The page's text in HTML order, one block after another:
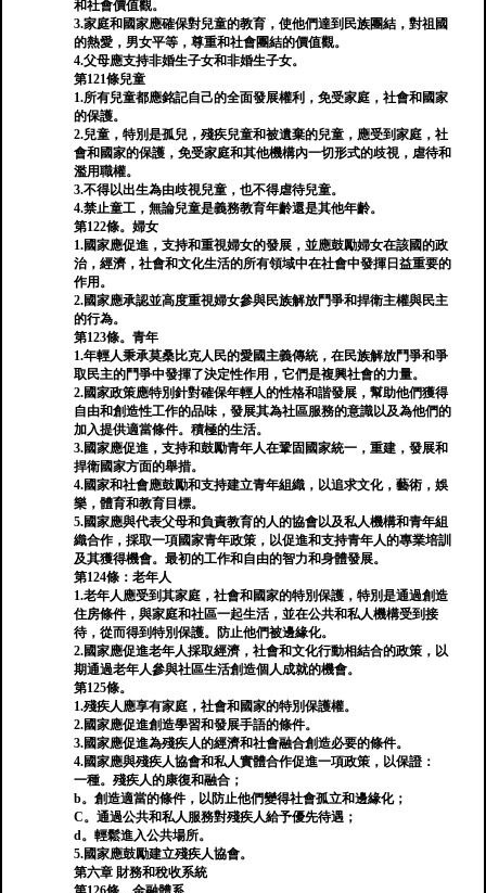
和社會價值觀。
3.家庭和國家應確保對兒童的教育，使他們達到民族團結，對祖國
的熱愛，男女平等，尊重和社會團結的價值觀。
4.父母應支持非婚生子女和非婚生子女。
第121條兒童
1.所有兒童都應銘記自己的全面發展權利，免受家庭，社會和國家
的保護。
2.兒童，特別是孤兒，殘疾兒童和被遺棄的兒童，應受到家庭，社
會和國家的保護，免受家庭和其他機構內一切形式的歧視，虐待和
濫用職權。
3.不得以出生為由歧視兒童，也不得虐待兒童。
4.禁止童工，無論兒童是義務教育年齡還是其他年齡。
第122條。婦女
1.國家應促進，支持和重視婦女的發展，並應鼓勵婦女在該國的政
治，經濟，社會和文化生活的所有領域中在社會中發揮日益重要的
作用。
2.國家應承認並高度重視婦女參與民族解放鬥爭和捍衛主權與民主
的行為。
第123條。青年
1.年輕人秉承莫桑比克人民的愛國主義傳統，在民族解放鬥爭和爭
取民主的鬥爭中發揮了決定性作用，它們是複興社會的力量。
2.國家政策應特別針對確保年輕人的性格和諧發展，幫助他們獲得
自由和創造性工作的品味，發展其為社區服務的意識以及為他們的
加入提供適當條件。積極的生活。
3.國家應促進，支持和鼓勵青年人在鞏固國家統一，重建，發展和
捍衛國家方面的舉措。
4.國家和社會應鼓勵和支持建立青年組織，以追求文化，藝術，娛
樂，體育和教育目標。
5.國家應與代表父母和負責教育的人的協會以及私人機構和青年組
織合作，採取一項國家青年政策，以促進和支持青年人的專業培訓
及其獲得機會。最初的工作和自由的智力和身體發展。
第124條：老年人
1.老年人應受到其家庭，社會和國家的特別保護，特別是通過創造
住房條件，與家庭和社區一起生活，並在公共和私人機構受到接
待，從而得到特別保護。防止他們被邊緣化。
2.國家應促進老年人採取經濟，社會和文化行動相結合的政策，以
期通過老年人參與社區生活創造個人成就的機會。
第125條。
1.殘疾人應享有家庭，社會和國家的特別保護權。
2.國家應促進創造學習和發展手語的條件。
3.國家應促進為殘疾人的經濟和社會融合創造必要的條件。
4.國家應與殘疾人協會和私人實體合作促進一項政策，以保證：
一種。殘疾人的康復和融合；
b。創造適當的條件，以防止他們變得社會孤立和邊緣化；
C。通過公共和私人服務對殘疾人給予優先待遇；
d。輕鬆進入公共場所。
5.國家應鼓勵建立殘疾人協會。
第六章 財務和稅收系統